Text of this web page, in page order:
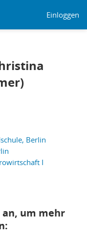
Einloggen
Berlin
I
an, um mehr